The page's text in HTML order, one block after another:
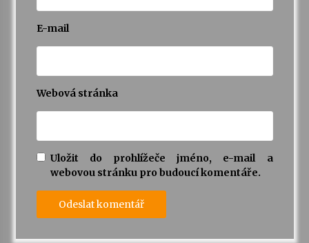
E-mail
Webová stránka
Uložit do prohlížeče jméno, e-mail a
webovou stránku pro budoucí komentáře.